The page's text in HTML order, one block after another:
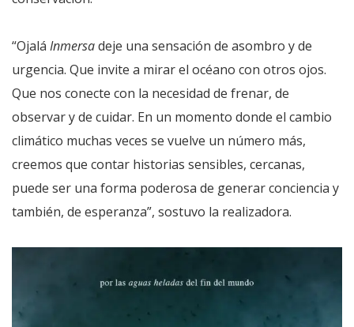
“Ojalá Inmersadeje una sensación de asombro y de
urgencia. Que invite a mirar el océano con otros ojos.
Que nos conecte con la necesidad de frenar, de
observar y de cuidar. En un momento donde el cambio
climático muchas veces se vuelve un número más,
creemos que contar historias sensibles, cercanas,
puede ser una forma poderosa de generar conciencia y
también, de esperanza”, sostuvo la realizadora.